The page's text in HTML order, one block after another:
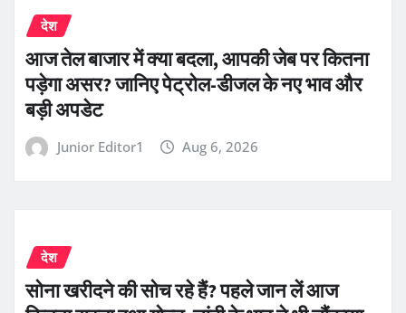
देश
आज तेल बाजार में क्या बदला, आपकी जेब पर कितना
पड़ेगा असर? जानिए पेट्रोल-डीजल के नए भाव और
बड़ी अपडेट
Junior Editor1 Aug 6, 2026
देश
सोना खरीदने की सोच रहे हैं? पहले जान लें आज